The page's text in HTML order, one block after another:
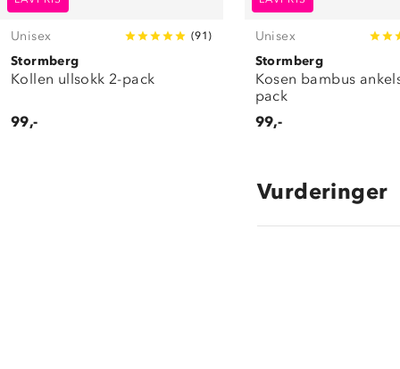
Unisex (91 )
Stormberg
Kollen ullsokk 2-pack
99,-
Unisex
Stormberg
Kosen bambus
pack
99,-
Vurderinger